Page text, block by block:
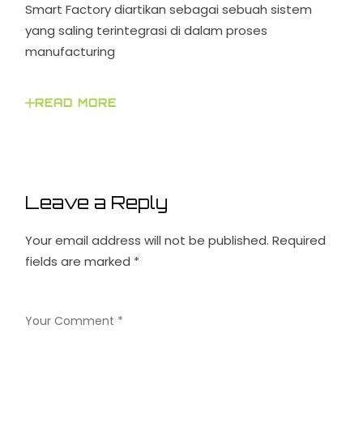
Smart Factory diartikan sebagai sebuah sistem
yang saling terintegrasi di dalam proses
manufacturing
READ MORE
Leave a Reply
Your email address will not be published. Required
fields are marked *